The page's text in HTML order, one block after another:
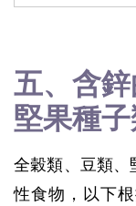
五、含鋅
堅果種
全穀類、豆類、
性食物，以下